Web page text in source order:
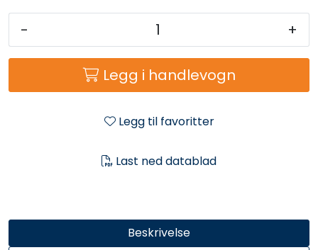
- +
Legg i handlevogn
Legg til favoritter
Last ned datablad
Beskrivelse
Reservedeler
Ryggsprøyte